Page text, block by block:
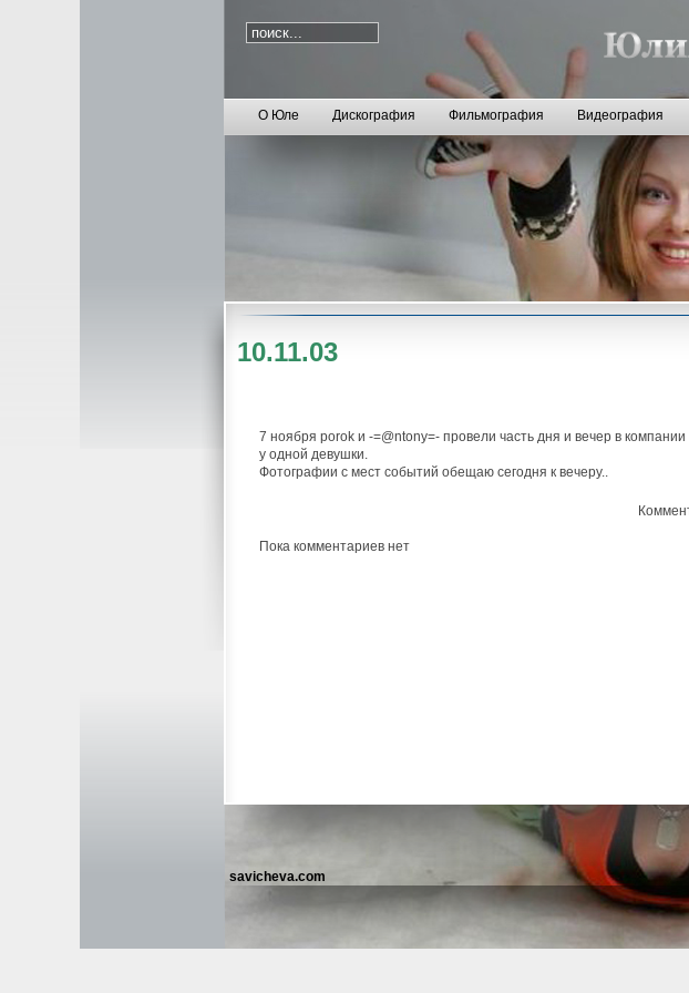
О Юле Дискография Фильмография Видеография
10.11.03
7 ноября porok и -=@ntony=- провели часть дня и вечер в
у одной девушки.
Фотографии с мест событий обещаю сегодня к вечеру..
Пока комментариев нет
savicheva.com